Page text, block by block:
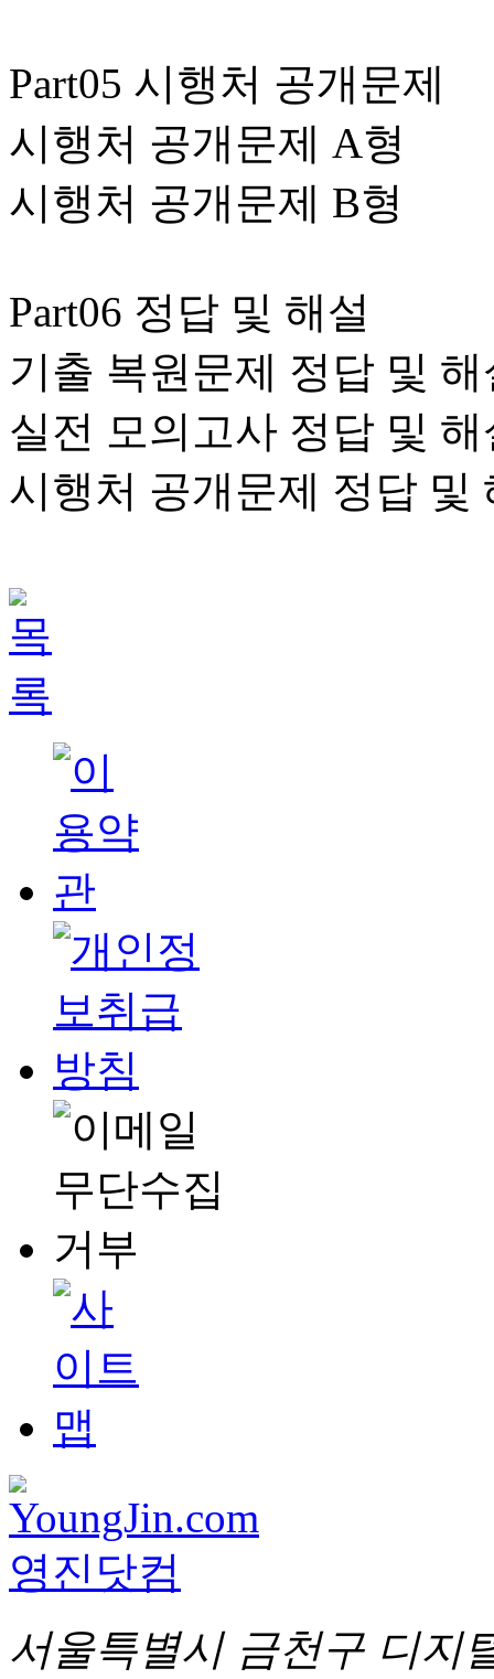
Part05 시행처 공개문제
시행처 공개문제 A형
시행처 공개문제 B형
Part06 정답 및 해설
기출 복원문제 정답 및 해
실전 모의고사 정답 및 해
시행처 공개문제 정답 및
서울특별시 금천구 디지